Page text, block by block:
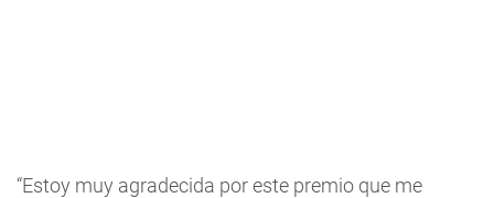
“Estoy muy agradecida por este premio que me